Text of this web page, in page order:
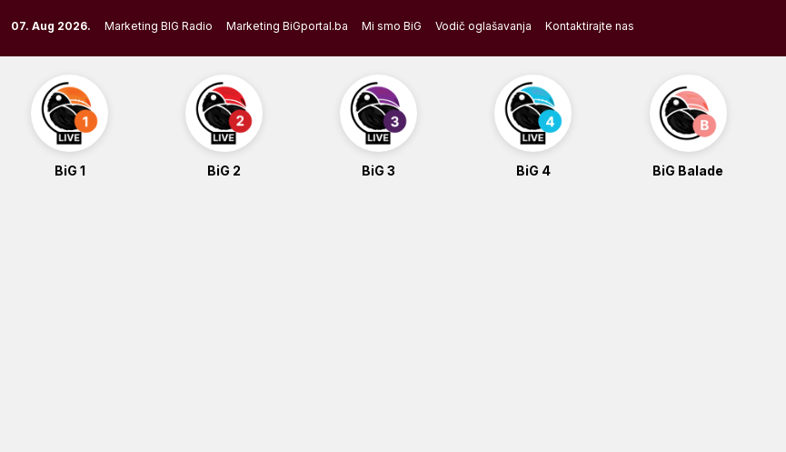
to
content
07. Aug 2026. Marketing BIG Radio Marketing BiGportal.ba Mi smo BiG Vodič oglašavanja Kontaktirajte nas
BiG 1 BiG 2 BiG 3 BiG 4 BiG Balade